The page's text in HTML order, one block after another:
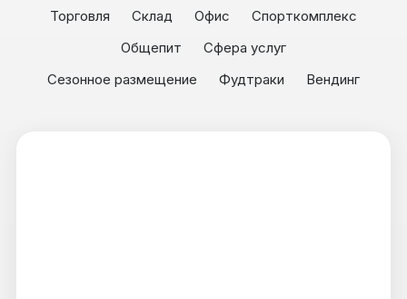
Торговля Склад Офис
Спорткомплекс
Общепит
Сфера услуг
Сезонное размещение
Фудтраки Вендинг